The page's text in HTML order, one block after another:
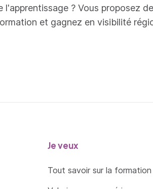
? Vous proposez
et gagnez en visibilité
Je veux
Tout savoir sur la formation